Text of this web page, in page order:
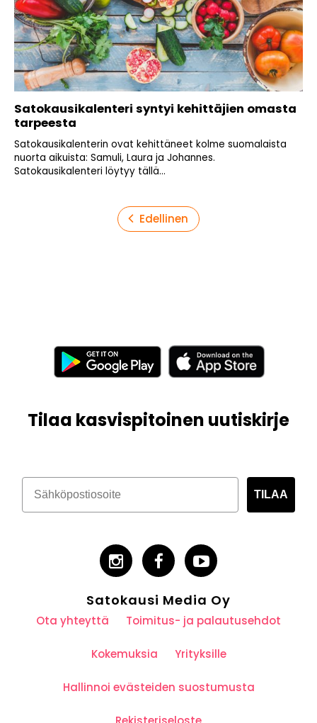
Satokausikalenteri syntyi kehittäjien omasta
tarpeesta
Satokausikalenterin ovat kehittäneet kolme suomalaista
nuorta aikuista: Samuli, Laura ja Johannes.
Satokausikalenteri löytyy tällä...
Edellinen
Tilaa kasvispitoinen uutiskirje
TILAA
Satokausi Media Oy
Ota yhteyttä Toimitus- ja palautusehdot
Kokemuksia Yrityksille
Hallinnoi evästeiden suostumusta